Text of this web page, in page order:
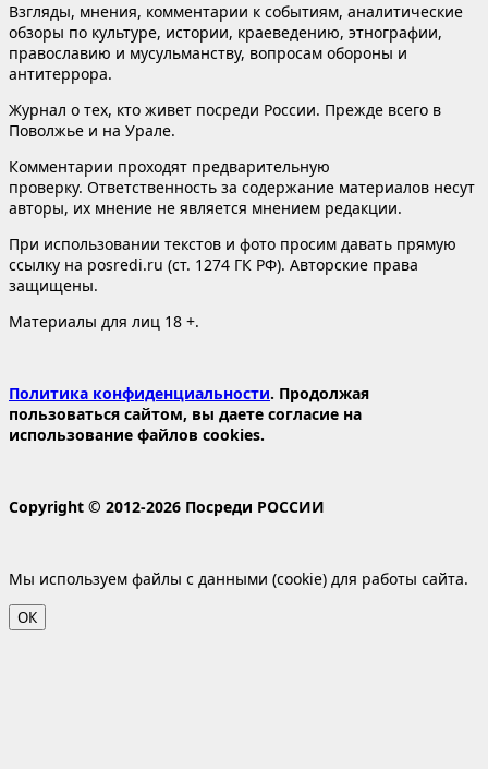
Взгляды, мнения, комментарии к событиям, аналитические
обзоры по культуре, истории, краеведению, этнографии,
православию и мусульманству, вопросам обороны и
антитеррора.
Журнал о тех, кто живет посреди России. Прежде всего в
Поволжье и на Урале.
Комментарии проходят предварительную
проверку. Ответственность за содержание материалов несут
авторы, их мнение не является мнением редакции.
При использовании текстов и фото просим давать прямую
ссылку на posredi.ru (ст. 1274 ГК РФ). Авторские права
защищены.
Материалы для лиц 18 +.
Политика конфиденциальности. Продолжая
пользоваться сайтом, вы даете согласие на
использование файлов cookies.
Copyright © 2012-2026 Посреди РОССИИ
Мы используем файлы с данными (cookie) для работы сайта.
ОК